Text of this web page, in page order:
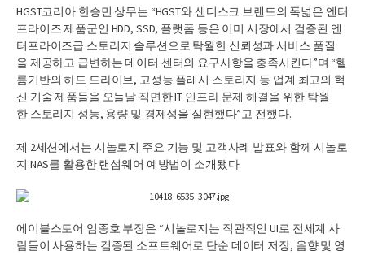
HGST코리아 한승민 상무는 “HGST와 샌디스크 브랜드의 폭넓은 엔터
프라이즈 제품군인 HDD, SSD, 플랫폼 등은 이미 시장에서 검증된 엔
터프라이즈급 스토리지 솔루션으로 탁월한 신뢰성과 서비스 품질
을 제공하고 급변하는 데이터 센터의 요구사항을 충족시킨다”며 “헬
륨기반의 하드 드라이브, 고성능 플래시 스토리지 등 업계 최고의 혁
신 기술 제품들을 오늘날 직면한 IT 인프라 문제 해결을 위한 탁월
한 스토리지 성능, 용량 및 경제성을 실현했다”고 전했다.
제 2세션에서는 시놀로지 주요 기능 및 고객사례 발표와 함께 시놀로
지 NAS를 활용한 랜섬웨어 예방법이 소개됐다.
에이블스토어 임종호 부장은 “시놀로지는 직관적인 UI로 전세계 사
람들이 사용하는 검증된 소프트웨어로 단순 데이터 저장, 음향 및 영